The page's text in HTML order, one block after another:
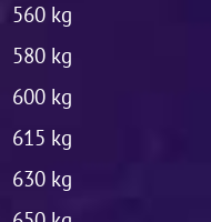
560 kg
580 kg
600 kg
615 kg
630 kg